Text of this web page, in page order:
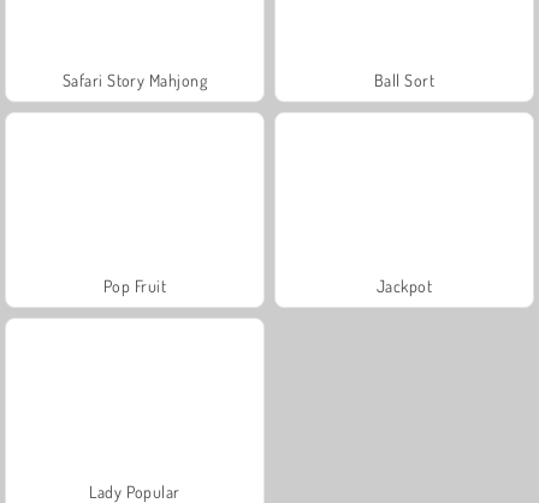
Safari Story Mahjong Ball Sort
Pop Fruit Jackpot
Lady Popular